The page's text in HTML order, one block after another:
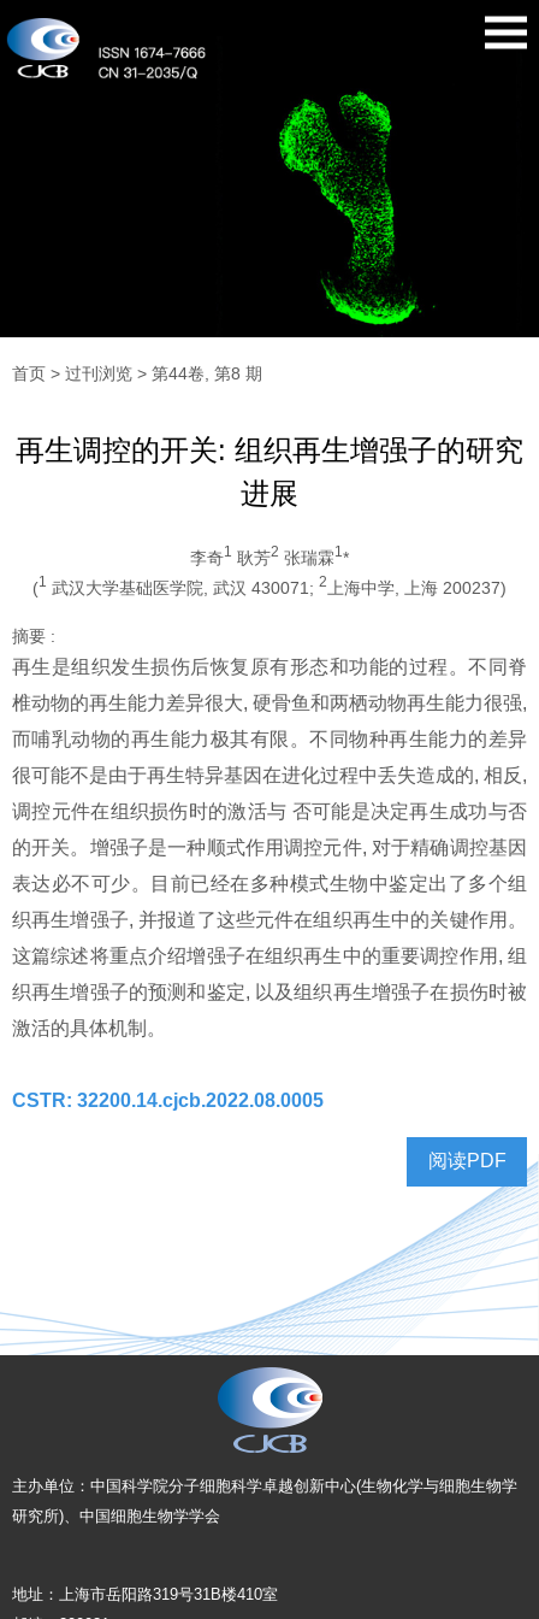
首页 > 过刊浏览 > 第44卷, 第8 期
再生调控的开关: 组织再生增强子的研究
进展
李奇1 耿芳2 张瑞霖1 *
(1 武汉大学基础医学院, 武汉 430071; 2 上海中学, 上海 200237)
摘要 :
再生是组织发生损伤后恢复原有形态和功能的过程。不同脊
椎动物的再生能力差异很大, 硬骨鱼和两栖动物再生能力很强,
而哺乳动物的再生能力极其有限。不同物种再生能力的差异
很可能不是由于再生特异基因在进化过程中丢失造成的, 相反,
调控元件在组织损伤时的激活与 否可能是决定再生成功与否
的开关。增强子是一种顺式作用调控元件, 对于精确调控基因
表达必不可少。目前已经在多种模式生物中鉴定出了多个组
织再生增强子, 并报道了这些元件在组织再生中的关键作用。
这篇综述将重点介绍增强子在组织再生中的重要调控作用, 组
织再生增强子的预测和鉴定, 以及组织再生增强子在损伤时被
激活的具体机制。
CSTR: 32200.14.cjcb.2022.08.0005
主办单位：中国科学院分子细胞科学卓越创新中心(生物化学与细胞生物学
研究所)、中国细胞生物学学会
地址：上海市岳阳路319号31B楼410室